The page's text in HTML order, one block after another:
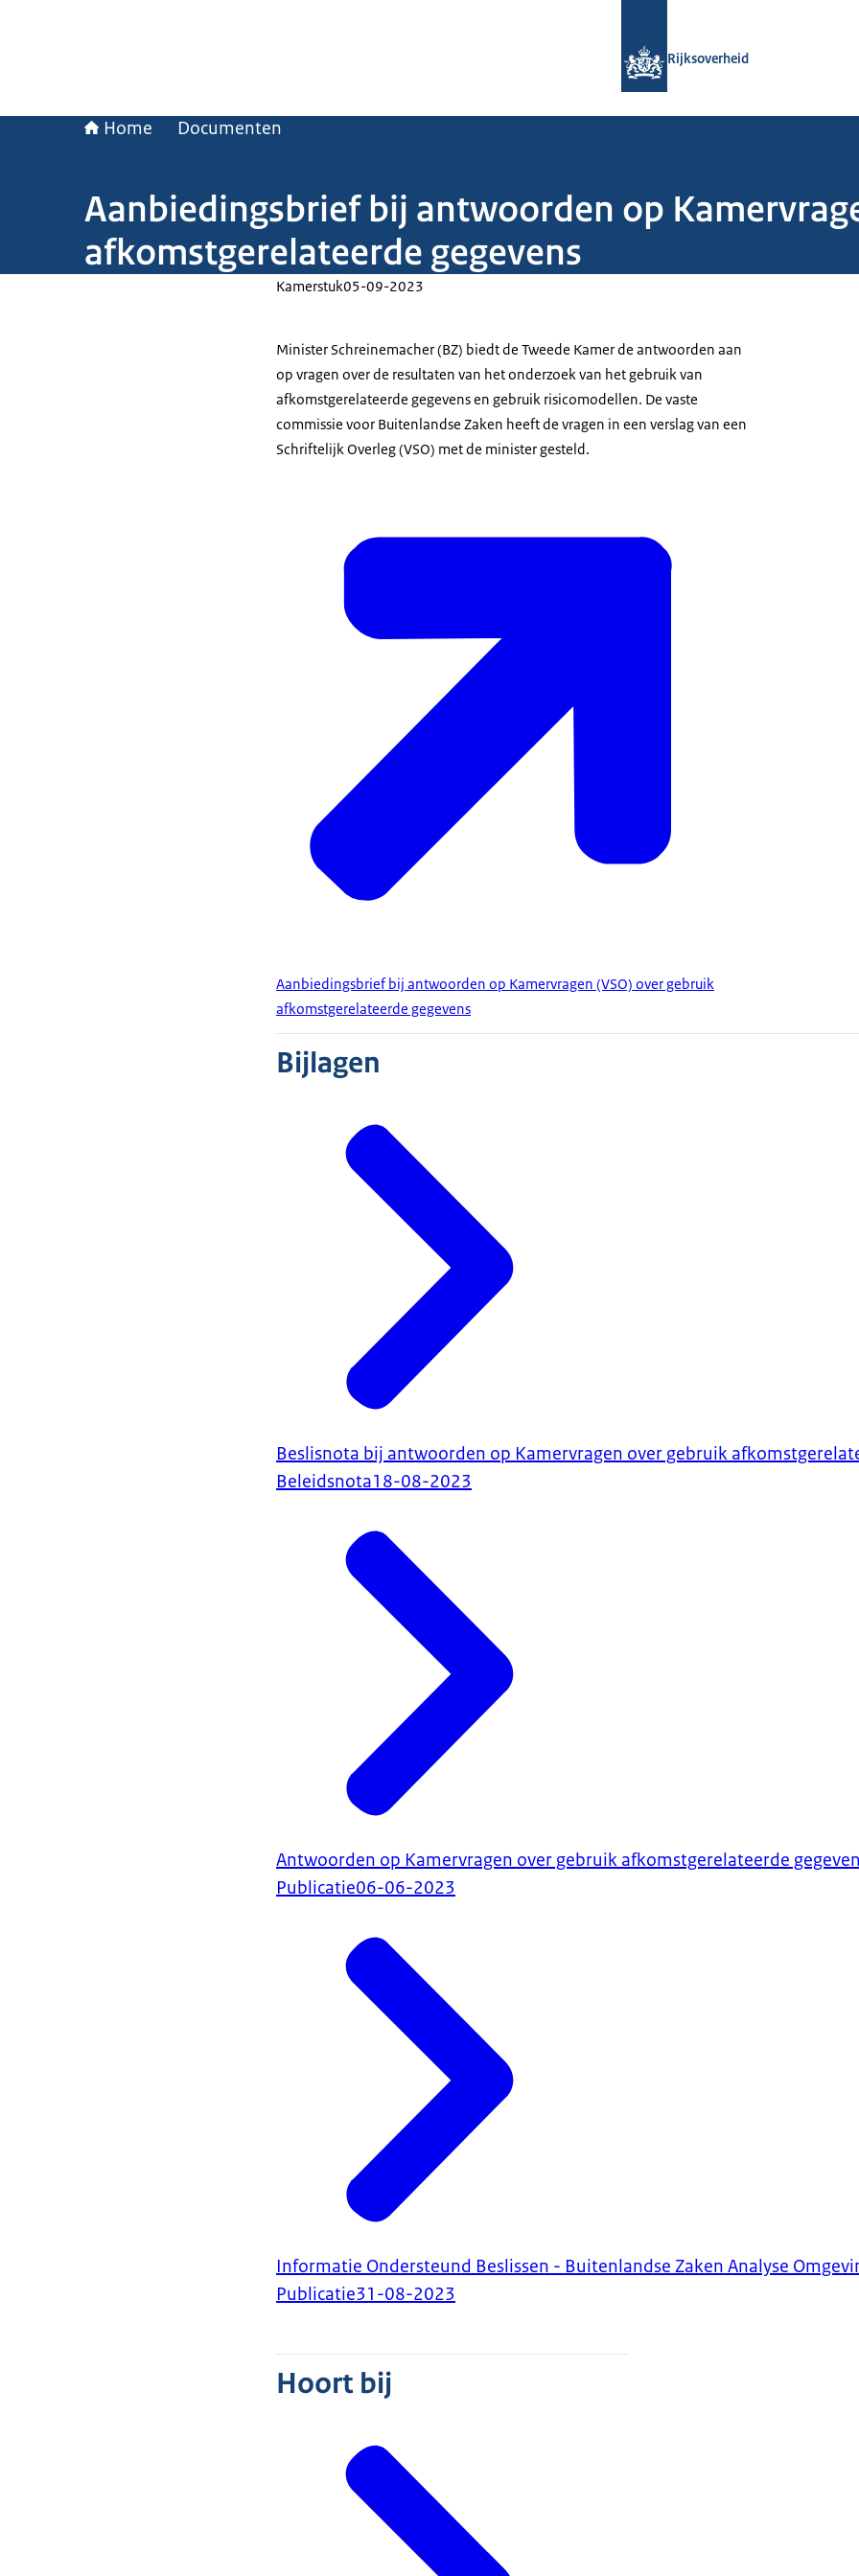
Rijksoverheid
Home Documenten
Aanbiedingsbrief bij antwoorden op
afkomstgerelateerde gegevens
Kamerstuk05-09-2023
Minister Schreinemacher (BZ) biedt de Tweede Kamer de antwoorden aan
op vragen over de resultaten van het onderzoek van het gebruik van
afkomstgerelateerde gegevens en gebruik risicomodellen. De vaste
commissie voor Buitenlandse Zaken heeft de vragen in een verslag van een
Schriftelijk Overleg (VSO) met de minister gesteld.
Aanbiedingsbrief bij antwoorden op Kamervragen (VSO) over gebruik
afkomstgerelateerde gegevens
Bijlagen
Beslisnota bij antwoorden op Kamervragen over gebruik
Beleidsnota18-08-2023
Antwoorden op Kamervragen over gebruik afkomstgerelateerde
Publicatie06-06-2023
Informatie Ondersteund Beslissen - Buitenlandse Zaken Analyse
Publicatie31-08-2023
Hoort bij